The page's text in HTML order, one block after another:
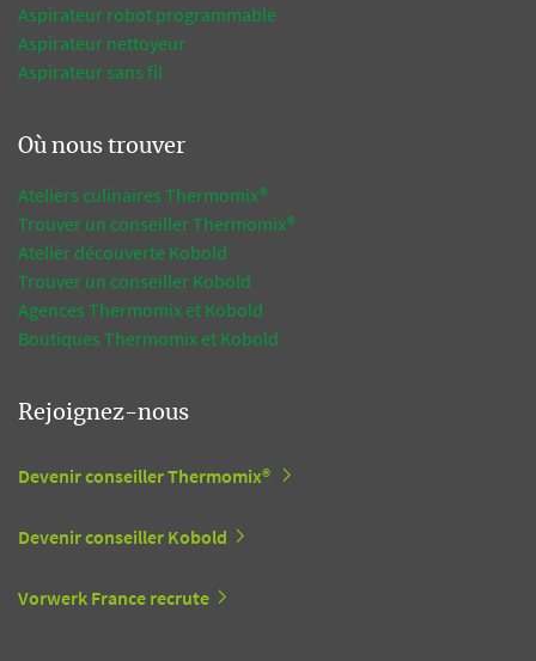
Aspirateur robot programmable
Aspirateur nettoyeur
Aspirateur sans fil
Où nous trouver
Ateliers culinaires Thermomix®
Trouver un conseiller Thermomix®
Atelier découverte Kobold
Trouver un conseiller Kobold
Agences Thermomix et Kobold
Boutiques Thermomix et Kobold
Rejoignez-nous
Devenir conseiller Thermomix®
Devenir conseiller Kobold
Vorwerk France recrute